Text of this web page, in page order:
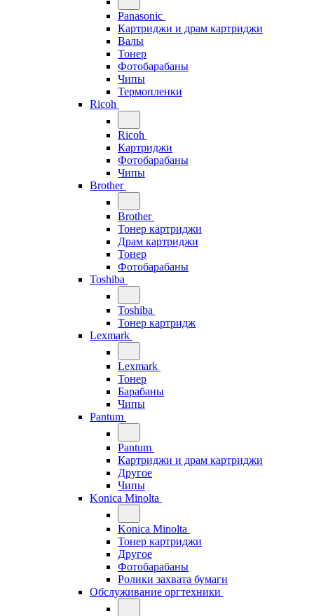
Panasonic
Картриджи и драм картриджи
Валы
Тонер
Фотобарабаны
Чипы
Термопленки
Ricoh
Ricoh
Картриджи
Фотобарабаны
Чипы
Brother
Brother
Тонер картриджи
Драм картриджи
Тонер
Фотобарабаны
Toshiba
Toshiba
Тонер картридж
Lexmark
Lexmark
Тонер
Барабаны
Чипы
Pantum
Pantum
Картриджи и драм картриджи
Другое
Чипы
Konica Minolta
Konica Minolta
Тонер картриджи
Другое
Фотобарабаны
Ролики захвата бумаги
Обслуживание оргтехники